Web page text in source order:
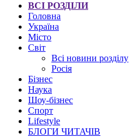
ВСІ РОЗДІЛИ
Головна
Україна
Місто
Світ
Всі новини розділу
Росія
Бізнес
Наука
Шоу-бізнес
Спорт
Lifestyle
БЛОГИ ЧИТАЧІВ